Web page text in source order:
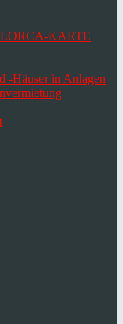
KARTE
-Häuser in Anlagen